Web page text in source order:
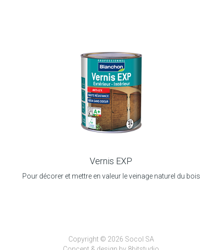
Vernis EXP
Pour décorer et mettre en valeur le veinage naturel du bois
Copyright © 2026 Socol SA